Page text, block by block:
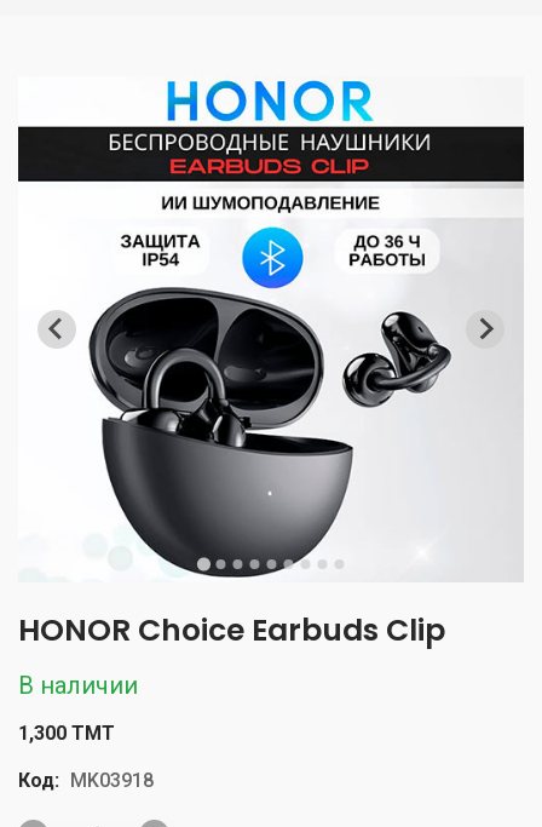
HONOR Choice Earbuds Clip
В наличии
1,300 TMT
Код: MK03918